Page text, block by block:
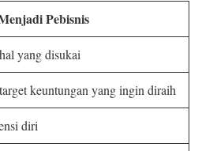
Pebisnis
yang disukai
keuntungan yang ingin diraih
diri